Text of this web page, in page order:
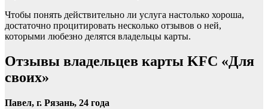
Чтобы понять действительно ли услуга настолько хороша,
достаточно процитировать несколько отзывов о ней,
которыми любезно делятся владельцы карты.
Отзывы владельцев карты KFC «Для
своих»
Павел, г. Рязань, 24 года